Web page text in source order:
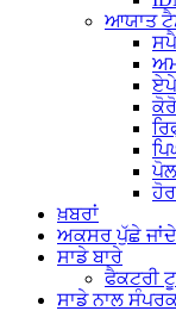
ਆਯਾਤ
ਖ਼ਬਰਾਂ
ਅਕਸਰ ਪੁੱਛੇ
ਸਾਡੇ ਬਾਰੇ
ਫੈਕਟਰੀ
ਸਾਡੇ ਨਾਲ